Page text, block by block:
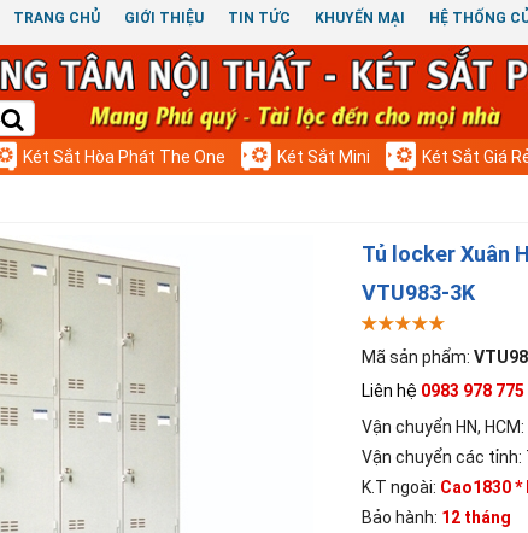
TRANG CHỦ GIỚI THIỆU TIN TỨC KHUYẾN MẠI HỆ THỐNG
Két Sắt Hòa Phát The One Két Sắt Mini Két Sắt Giá
Tủ locker Xuân
VTU983-3K
Mã sản phẩm:
Liên hệ 0983 978 775
Vận chuyển HN, HCM:
Vận chuyển các tỉnh:
K.T ngoài: Cao1830 *
Bảo hành: 12 tháng